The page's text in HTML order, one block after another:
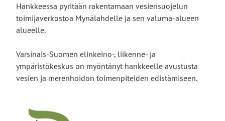
Hankkeessa pyritään rakentamaan vesiensuojelun
toimijaverkostoa Mynälahdelle ja sen valuma-alueen
alueelle.
Varsinais-Suomen elinkeino-, liikenne- ja
ympäristökeskus on myöntänyt hankkeelle avustusta
vesien ja merenhoidon toimenpiteiden edistämiseen.